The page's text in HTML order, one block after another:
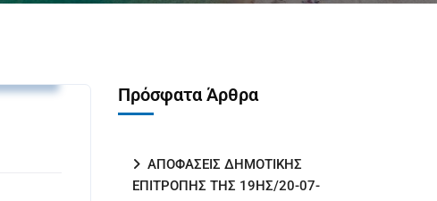
Πρόσφατα Άρθρα
ΑΠΟΦΑΣΕΙΣ ΔΗΜΟΤΙΚΗΣ
ΕΠΙΤΡΟΠΗΣ ΤΗΣ 19ΗΣ/20-07-